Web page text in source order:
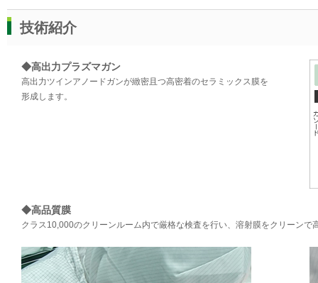
技術紹介
◆高出力プラズマガン
高出力ツインアノードガンが緻密且つ高密着のセラミックス膜を
形成します。
◆高品質膜
クラス10,000のクリーンルーム内で厳格な検査を行い、溶射膜をクリーンで